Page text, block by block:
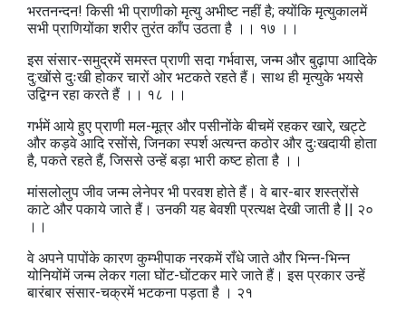
भरतनन्दन! किसी भी प्राणीको मृत्यु अभीष्ट नहीं है; क्योंकि मृत्युकालमें
सभी प्राणियोंका शरीर तुरंत काँप उठता है ।। १७ ।।
इस संसार-समुद्रमें समस्त प्राणी सदा गर्भवास, जन्म और बुढ़ापा आदिके
दु:खोंसे दुःखी होकर चारों ओर भटकते रहते हैं। साथ ही मृत्युके भयसे
उद्विग्न रहा करते हैं ।। १८ ।।
गर्भमें आये हुए प्राणी मल-मूत्र और पसीनोंके बीचमें रहकर खारे, खट्टे
और कड़वे आदि रसोंसे, जिनका स्पर्श अत्यन्त कठोर और दुःखदायी होता
है, पकते रहते हैं, जिससे उन्हें बड़ा भारी कष्ट होता है ।।
मांसलोलुप जीव जन्म लेनेपर भी परवश होते हैं। वे बार-बार शस्त्रोंसे
काटे और पकाये जाते हैं। उनकी यह बेवशी प्रत्यक्ष देखी जाती है || २०
।।
वे अपने पापोंके कारण कुम्भीपाक नरकमें राँधे जाते और भिन्न-भिन्न
योनियोंमें जन्म लेकर गला घोंट-घोंटकर मारे जाते हैं। इस प्रकार उन्हें
बारंबार संसार-चक्रमें भटकना पड़ता है । २१